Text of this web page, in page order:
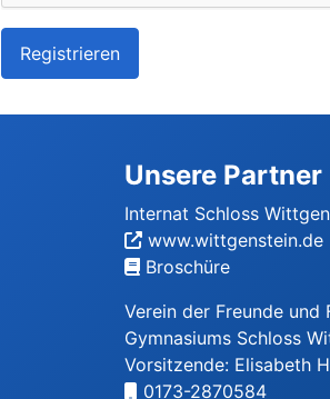
Registrieren
Unsere Partner
Internat Schloss
www.wittgenstein.de
Broschüre
Verein der Freunde und
Gymnasiums Schloss
Vorsitzende: Elisabeth
0173-2870584